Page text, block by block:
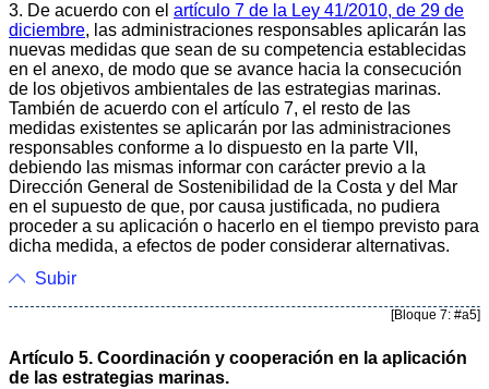
3. De acuerdo con el artículo 7 de la Ley 41/2010, de 29 de
diciembre, las administraciones responsables aplicarán las
nuevas medidas que sean de su competencia establecidas
en el anexo, de modo que se avance hacia la consecución
de los objetivos ambientales de las estrategias marinas.
También de acuerdo con el artículo 7, el resto de las
medidas existentes se aplicarán por las administraciones
responsables conforme a lo dispuesto en la parte VII,
debiendo las mismas informar con carácter previo a la
Dirección General de Sostenibilidad de la Costa y del Mar
en el supuesto de que, por causa justificada, no pudiera
proceder a su aplicación o hacerlo en el tiempo previsto para
dicha medida, a efectos de poder considerar alternativas.
Subir
[Bloque 7: #a5]
Artículo 5. Coordinación y cooperación en la aplicación
de las estrategias marinas.